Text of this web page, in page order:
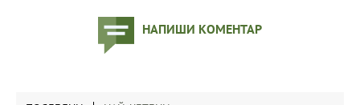
НАПИШИ КОМЕНТАР